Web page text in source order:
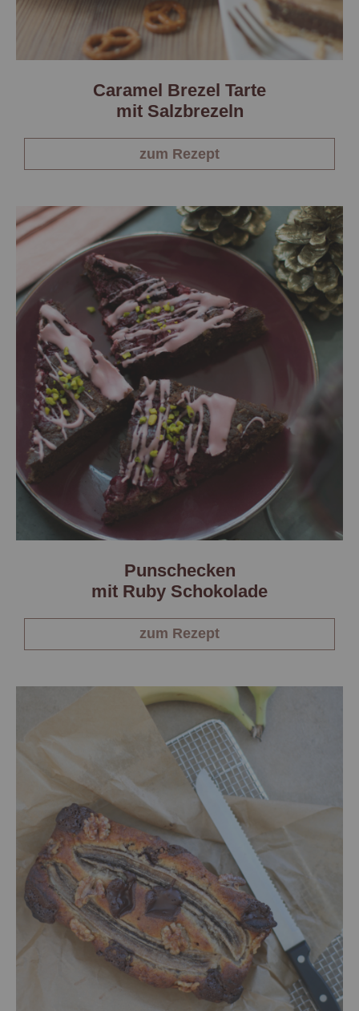
Caramel Brezel Tarte
mit Salzbrezeln
zum Rezept
Punschecken
mit Ruby Schokolade
zum Rezept